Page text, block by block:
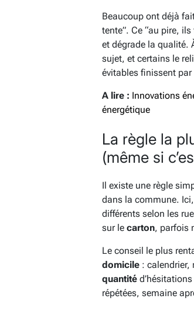
Beaucoup ont déjà
tente”. Ce “au pire,
et dégrade la qualité.
sujet, et certains le
évitables finissent par
A lire : Innovations
énergétique
La règle la
(même si
Il existe une règle
dans la commune.
différents selon les
sur le carton, parfois
Le conseil le plus
domicile : calendrier,
quantité
répétées, semaine